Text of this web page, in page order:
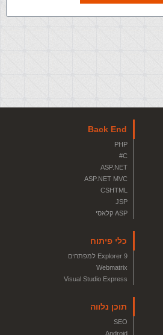
Back End
PHP
C#
ASP.NET
ASP.NET MVC
CSHTML
JSP
ASP קלאסי
כלי פיתוח
Explorer 9 למפתחים
Webmatrix
Visual Studio Express
תוכן נלווה
SEO
Android